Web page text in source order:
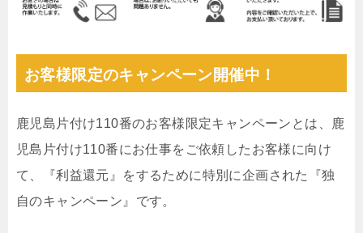
お客様限定のキャンペーン開催中！
鹿児島片付け110番のお客様限定キャンペーンとは、鹿
児島片付け110番にお仕事をご依頼したお客様に向け
て、『利益還元』をするために特別に企画された『独
自のキャンペーン』です。